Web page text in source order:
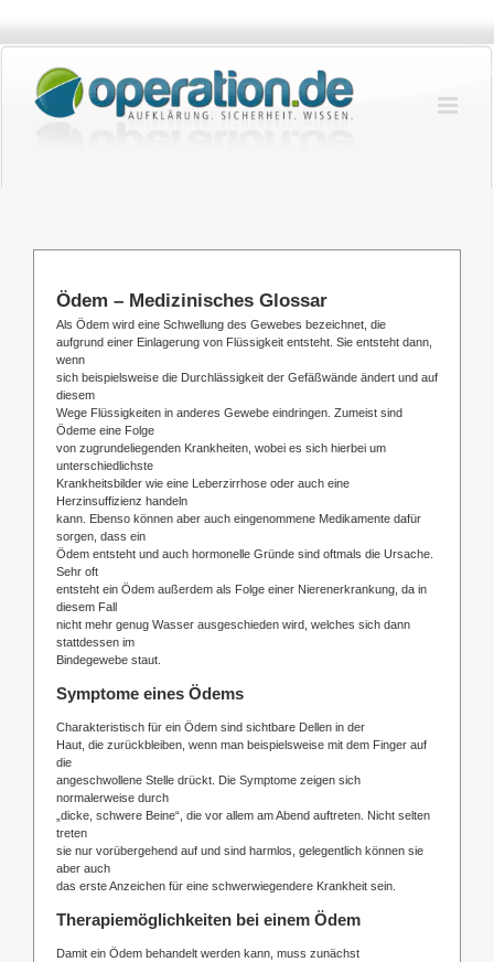
springen
Ödem – Medizinisches Glossar
Als Ödem wird eine Schwellung des Gewebes bezeichnet, die
aufgrund einer Einlagerung von Flüssigkeit entsteht. Sie entsteht dann,
wenn
sich beispielsweise die Durchlässigkeit der Gefäßwände ändert und auf
diesem
Wege Flüssigkeiten in anderes Gewebe eindringen. Zumeist sind
Ödeme eine Folge
von zugrundeliegenden Krankheiten, wobei es sich hierbei um
unterschiedlichste
Krankheitsbilder wie eine Leberzirrhose oder auch eine
Herzinsuffizienz handeln
kann. Ebenso können aber auch eingenommene Medikamente dafür
sorgen, dass ein
Ödem entsteht und auch hormonelle Gründe sind oftmals die Ursache.
Sehr oft
entsteht ein Ödem außerdem als Folge einer Nierenerkrankung, da in
diesem Fall
nicht mehr genug Wasser ausgeschieden wird, welches sich dann
stattdessen im
Bindegewebe staut.
Symptome eines Ödems
Charakteristisch für ein Ödem sind sichtbare Dellen in der
Haut, die zurückbleiben, wenn man beispielsweise mit dem Finger auf
die
angeschwollene Stelle drückt. Die Symptome zeigen sich
normalerweise durch
„dicke, schwere Beine“, die vor allem am Abend auftreten. Nicht selten
treten
sie nur vorübergehend auf und sind harmlos, gelegentlich können sie
aber auch
das erste Anzeichen für eine schwerwiegendere Krankheit sein.
Therapiemöglichkeiten bei einem Ödem
Damit ein Ödem behandelt werden kann, muss zunächst